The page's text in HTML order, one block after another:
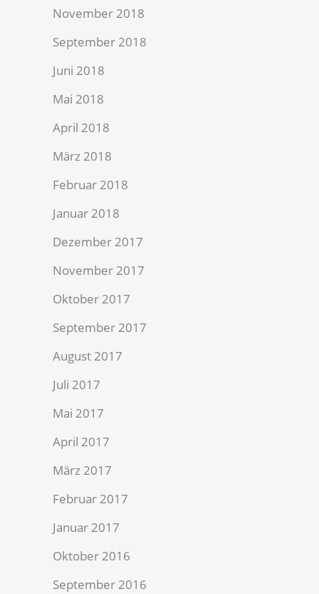
November 2018
September 2018
Juni 2018
Mai 2018
April 2018
März 2018
Februar 2018
Januar 2018
Dezember 2017
November 2017
Oktober 2017
September 2017
August 2017
Juli 2017
Mai 2017
April 2017
März 2017
Februar 2017
Januar 2017
Oktober 2016
September 2016